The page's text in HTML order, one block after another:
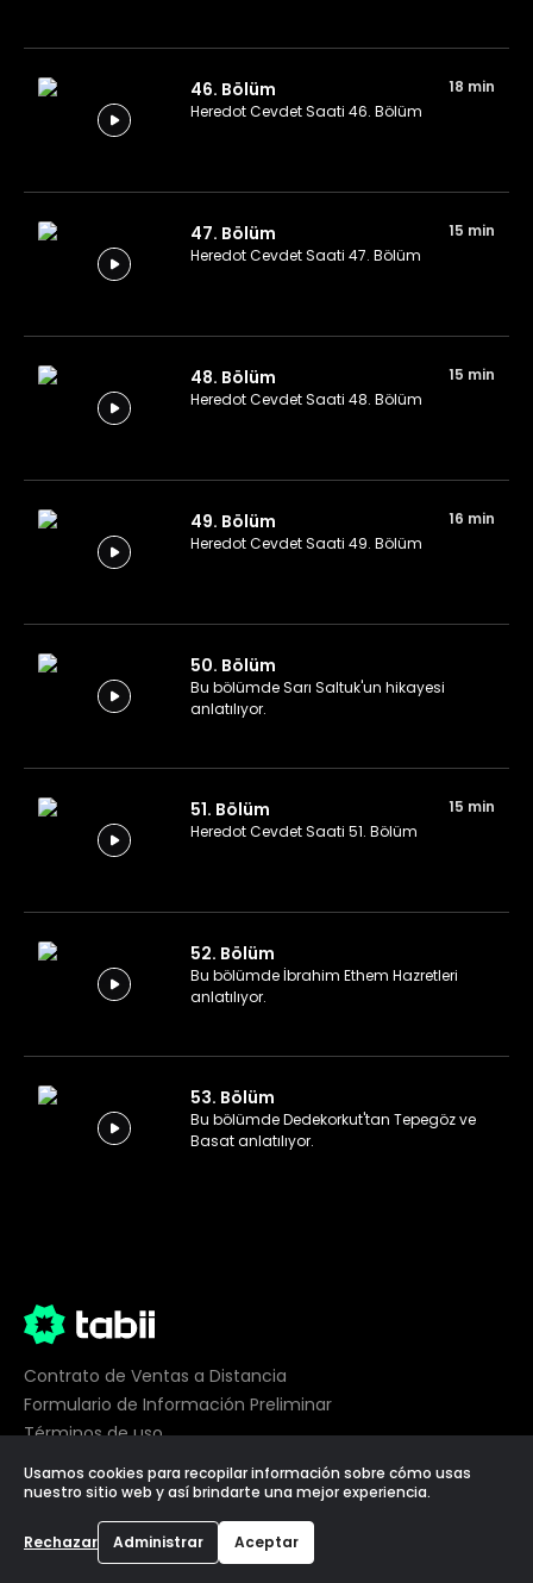
46. Bölüm
18 min
Heredot Cevdet Saati 46. Bölüm
47. Bölüm
15 min
Heredot Cevdet Saati 47. Bölüm
48. Bölüm
15 min
Heredot Cevdet Saati 48. Bölüm
49. Bölüm
16 min
Heredot Cevdet Saati 49. Bölüm
50. Bölüm
Bu bölümde Sarı Saltuk'un hikayesi
anlatılıyor.
51. Bölüm
15 min
Heredot Cevdet Saati 51. Bölüm
52. Bölüm
Bu bölümde İbrahim Ethem Hazretleri
anlatılıyor.
53. Bölüm
Bu bölümde Dedekorkut'tan Tepegöz ve
Basat anlatılıyor.
©2026tabii, Todos los derechos reservados
Contrato de Ventas a Distancia
Formulario de Información Preliminar
Términos de uso
Privacidad
Preferencias de cookies
Usamos cookies para recopilar información sobre cómo usas
nuestro sitio web y así brindarte una mejor experiencia.
Rechazar Administrar Aceptar